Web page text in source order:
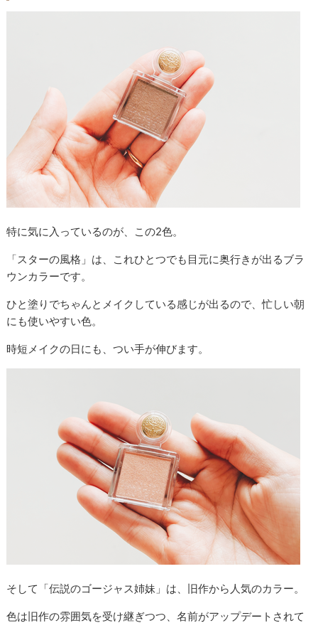
特に気に入っているのが、この2色。
「スターの風格」は、これひとつでも目元に奥行きが出るブラ
ウンカラーです。
ひと塗りでちゃんとメイクしている感じが出るので、忙しい朝
にも使いやすい色。
時短メイクの日にも、つい手が伸びます。
そして「伝説のゴージャス姉妹」は、旧作から人気のカラー。
色は旧作の雰囲気を受け継ぎつつ、名前がアップデートされて